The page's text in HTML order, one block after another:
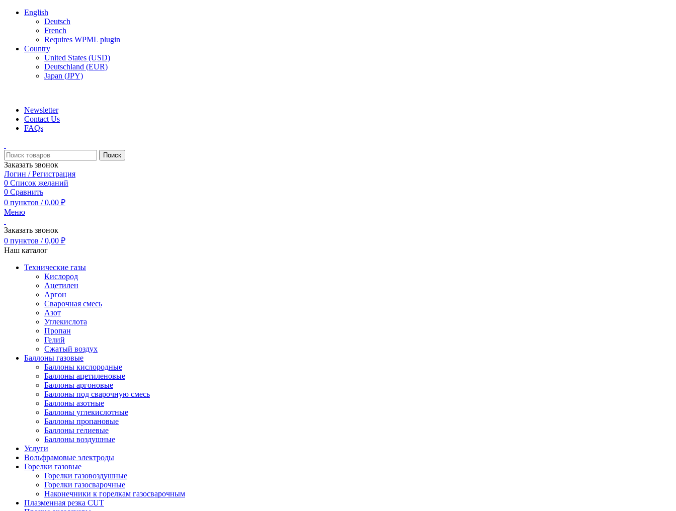
English
Deutsch
French
Requires WPML plugin
Country
United States (USD)
Deutschland (EUR)
Japan (JPY)
Newsletter
Contact Us
FAQs
Поиск
Заказать звонок
Логин / Регистрация
0 Список желаний
0 Сравнить
0 пунктов / 0,00 ₽
Меню
Заказать звонок
0 пунктов / 0,00 ₽
Наш каталог
Технические газы
Кислород
Ацетилен
Аргон
Сварочная смесь
Азот
Углекислота
Пропан
Гелий
Сжатый воздух
Баллоны газовые
Баллоны кислородные
Баллоны ацетиленовые
Баллоны аргоновые
Баллоны под сварочную смесь
Баллоны азотные
Баллоны углекислотные
Баллоны пропановые
Баллоны гелиевые
Баллоны воздушные
Услуги
Вольфрамовые электроды
Горелки газовые
Горелки газовоздушные
Горелки газосварочные
Наконечники к горелкам газосварочным
Плазменная резка CUT